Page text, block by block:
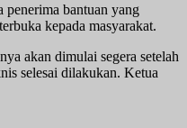
penerima bantuan yang
kepada masyarakat.
akan dimulai segera setelah
selesai dilakukan. Ketua